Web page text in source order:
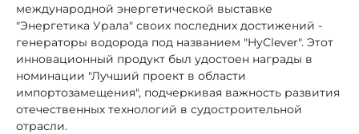
международной энергетической выставке
"Энергетика Урала" своих последних достижений -
генераторы водорода под названием "HyClever". Этот
инновационный продукт был удостоен награды в
номинации "Лучший проект в области
импортозамещения", подчеркивая важность развития
отечественных технологий в судостроительной
отрасли.